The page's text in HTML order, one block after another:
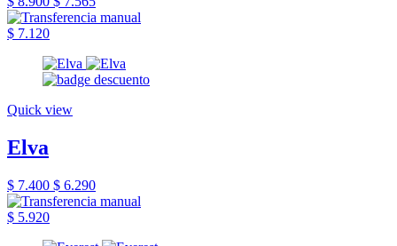
$ 7.120
Quick view
Elva
$ 7.400 $ 6.290
$ 5.920